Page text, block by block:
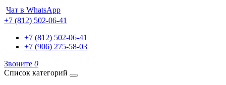
Чат в WhatsApp
+7 (812) 502-06-41
+7 (812) 502-06-41
+7 (906) 275-58-03
Звоните 0
Список категорий